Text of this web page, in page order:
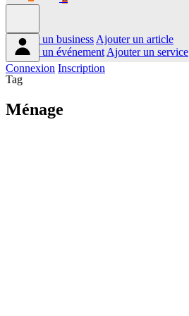
Ajouter un business Ajouter un article
Ajouter un événement Ajouter un service
Connexion Inscription
Tag
Ménage